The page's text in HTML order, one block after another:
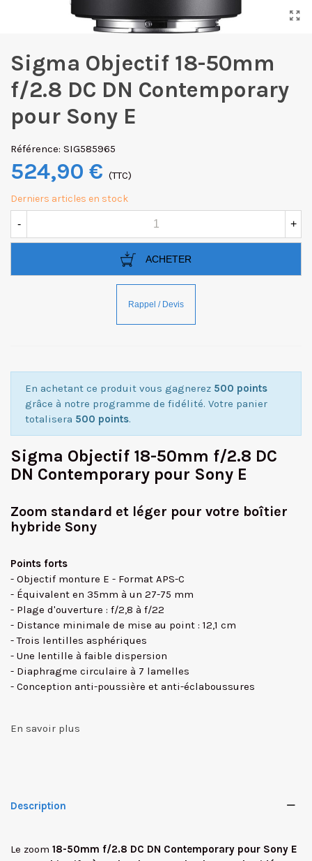
Sigma Objectif 18-50mm
f/2.8 DC DN Contemporary
pour Sony E
Référence: SIG585965
524,90 € (TTC)
Derniers articles en stock
- +
ACHETER
En achetant ce produit vous gagnerez 500 points
grâce à notre programme de fidélité. Votre panier
totalisera 500 points.
Sigma Objectif 18-50mm f/2.8 DC
DN Contemporary pour Sony E
Zoom standard et léger pour votre boîtier
hybride Sony
Points forts
- Objectif monture E - Format APS-C
- Équivalent en 35mm à un 27-75 mm
- Plage d'ouverture : f/2,8 à f/22
- Distance minimale de mise au point : 12,1 cm
- Trois lentilles asphériques
- Une lentille à faible dispersion
- Diaphragme circulaire à 7 lamelles
- Conception anti-poussière et anti-éclaboussures
En savoir plus
Description
Le zoom 18-50mm f/2.8 DC DN Contemporary pour Sony E